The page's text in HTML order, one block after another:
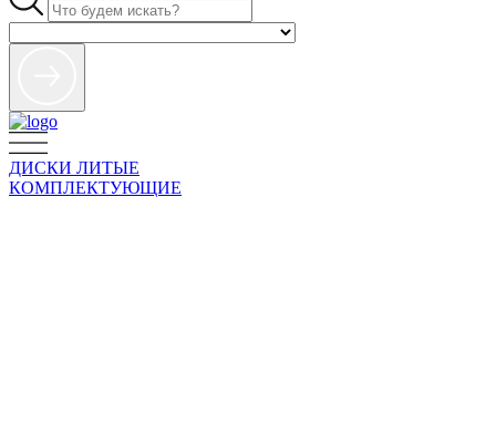
ДИСКИ ЛИТЫЕ
КОМПЛЕКТУЮЩИЕ